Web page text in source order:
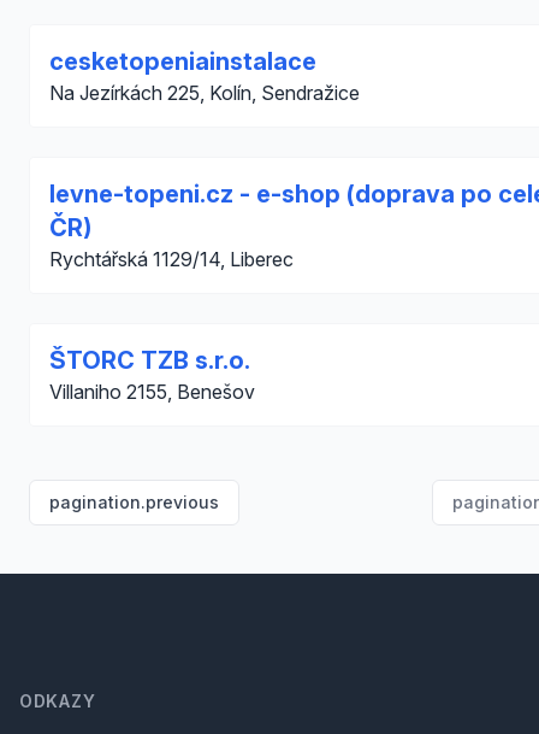
cesketopeniainstalace
Na Jezírkách 225, Kolín, Sendražice
levne-topeni.cz - e-shop (doprava po
ČR)
Rychtářská 1129/14, Liberec
ŠTORC TZB s.r.o.
Villaniho 2155, Benešov
pagination.previous
ODKAZY